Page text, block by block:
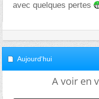
avec quelques pertes
Aujourd'hui
A voir en